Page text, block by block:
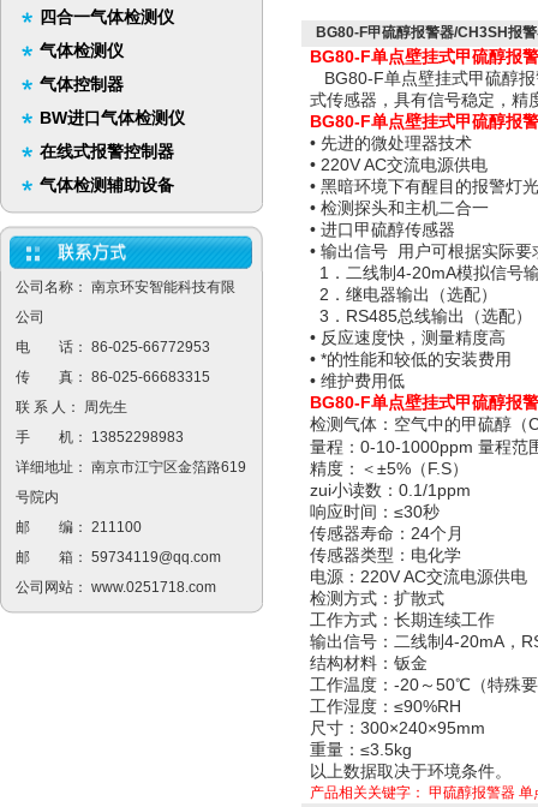
四合一气体检测仪
气体检测仪
气体控制器
BW进口气体检测仪
在线式报警控制器
气体检测辅助设备
公司名称： 南京环安智能科技有限
公司
电 话： 86-025-66772953
传 真： 86-025-66683315
联 系 人： 周先生
手 机： 13852298983
详细地址： 南京市江宁区金箔路619
号院内
邮 编： 211100
邮 箱： 59734119@qq.com
公司网站： www.0251718.com
BG80-F甲硫醇报警器/CH3SH报
BG80-F单点壁挂式甲硫醇报
BG80-F单点壁挂式甲硫醇
式传感器，具有信号稳定，精
BG80-F单点壁挂式甲硫醇报
• 先进的微处理器技术
• 220V AC交流电源供电
• 黑暗环境下有醒目的报警灯
• 检测探头和主机二合一
• 进口甲硫醇传感器
• 输出信号 用户可根据实际
1．二线制4-20mA模拟信号
2．继电器输出（选配）
3．RS485总线输出（选配）
• 反应速度快，测量精度高
• *的性能和较低的安装费用
• 维护费用低
BG80-F单点壁挂式甲硫醇报
检测气体：空气中的甲硫醇（
量程：0-10-1000ppm 量程范
精度：＜±5%（F.S）
zui小读数：0.1/1ppm
响应时间：≤30秒
传感器寿命：24个月
传感器类型：电化学
电源：220V AC交流电源供电
检测方式：扩散式
工作方式：长期连续工作
输出信号：二线制4-20mA，
结构材料：钣金
工作温度：-20～50℃（特殊
工作湿度：≤90%RH
尺寸：300×240×95mm
重量：≤3.5kg
以上数据取决于环境条件。
产品相关关键字： 甲硫醇报警器 单